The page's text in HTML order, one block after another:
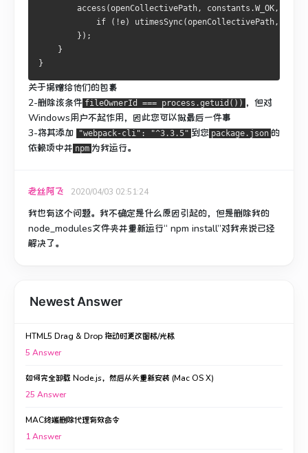
access(openCollectivePath, constants.W_OK, e =>
if (!e) utimesSync(openCollectivePath, now,
        });
    }
}
关于捐赠给他们的包裹
2-删除该条件 fileOwnerId === process.getuid()) ，但对
Windows用户不起作用，因此您可以做最后一件事
3-将其添加 "webpack-cli": "^3.3.5" 到您 package.json 的
依赖项中并 npm 为我运行。
老丝阿飞 2020/04/03 02:51:24
我也有这个问题。 我不确定是什么原因引起的，但是删除我的
node_modules文件夹并重新运行“ npm install”对我来说已经
解决了。
Newest Answer
HTML5 Drag & Drop 拖动时更改图标/光标
5 Answer
如何完全卸载 Node.js，然后从头重新安装 (Mac OS X)
25 Answer
MAC终端删除代理有效命令
1Answer